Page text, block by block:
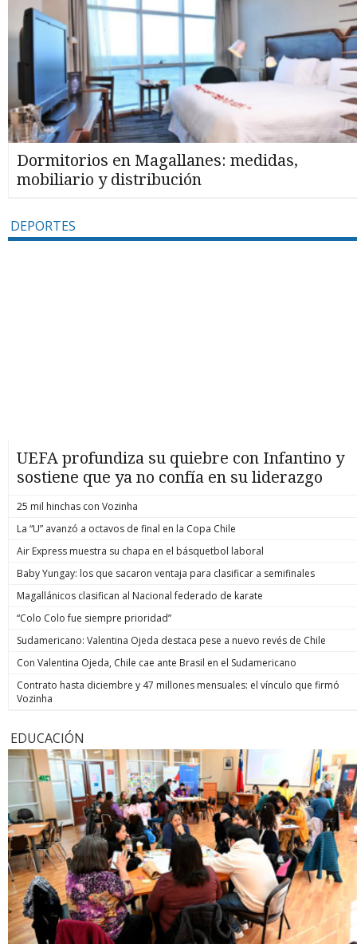
Dormitorios en Magallanes: medidas,
mobiliario y distribución
DEPORTES
UEFA profundiza su quiebre con Infantino y
sostiene que ya no confía en su liderazgo
25 mil hinchas con Vozinha
La “U” avanzó a octavos de final en la Copa Chile
Air Express muestra su chapa en el básquetbol laboral
Baby Yungay: los que sacaron ventaja para clasificar a semifinales
Magallánicos clasifican al Nacional federado de karate
“Colo Colo fue siempre prioridad”
Sudamericano: Valentina Ojeda destaca pese a nuevo revés de Chile
Con Valentina Ojeda, Chile cae ante Brasil en el Sudamericano
Contrato hasta diciembre y 47 millones mensuales: el vínculo que firmó
Vozinha
EDUCACIÓN